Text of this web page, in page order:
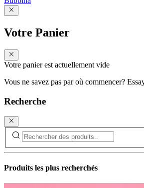
Votre Panier
Votre panier est actuellement vide
Vous ne savez pas par où commencer?
Recherche
Produits les plus recherchés